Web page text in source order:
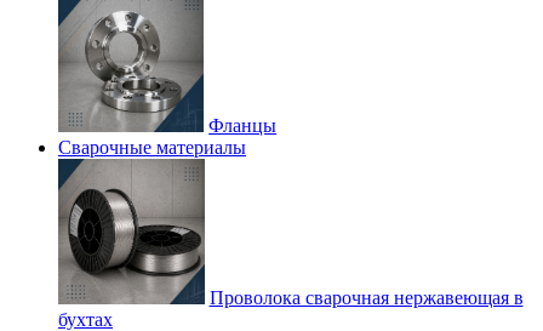
Фланцы
Сварочные материалы
Проволока сварочная нержавеющая в
бухтах